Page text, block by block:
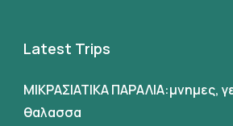
Latest Trips
ΜΙΚΡΑΣΙΑΤΙΚΑ ΠΑΡΑΛΙΑ:μνημες,
θαλασσα